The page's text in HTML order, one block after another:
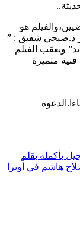
هو
د.صبحي شفيق : ”
ويعقب الفيلم
متميزة
الموافق 24 يناير 2020- 7 مساءا.الدعوة
بأكمله بقلم
هاشم في أوبرا